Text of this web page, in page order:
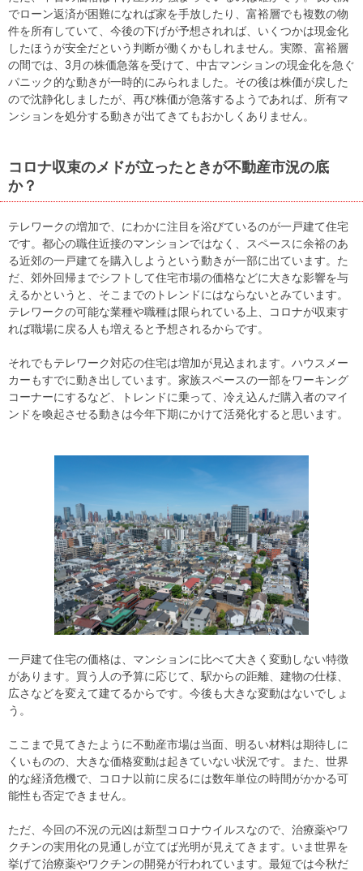
でローン返済が困難になれば家を手放したり、富裕層でも複数の物
件を所有していて、今後の下げが予想されれば、いくつかは現金化
したほうが安全だという判断が働くかもしれません。実際、富裕層
の間では、3月の株価急落を受けて、中古マンションの現金化を急ぐ
パニック的な動きが一時的にみられました。その後は株価が戻した
ので沈静化しましたが、再び株価が急落するようであれば、所有マ
ンションを処分する動きが出てきてもおかしくありません。
コロナ収束のメドが立ったときが不動産市況の底
か？
テレワークの増加で、にわかに注目を浴びているのが一戸建て住宅
です。都心の職住近接のマンションではなく、スペースに余裕のあ
る近郊の一戸建てを購入しようという動きが一部に出ています。た
だ、郊外回帰までシフトして住宅市場の価格などに大きな影響を与
えるかというと、そこまでのトレンドにはならないとみています。
テレワークの可能な業種や職種は限られている上、コロナが収束す
れば職場に戻る人も増えると予想されるからです。
それでもテレワーク対応の住宅は増加が見込まれます。ハウスメー
カーもすでに動き出しています。家族スペースの一部をワーキング
コーナーにするなど、トレンドに乗って、冷え込んだ購入者のマイ
ンドを喚起させる動きは今年下期にかけて活発化すると思います。
一戸建て住宅の価格は、マンションに比べて大きく変動しない特徴
があります。買う人の予算に応じて、駅からの距離、建物の仕様、
広さなどを変えて建てるからです。今後も大きな変動はないでしょ
う。
ここまで見てきたように不動産市場は当面、明るい材料は期待しに
くいものの、大きな価格変動は起きていない状況です。また、世界
的な経済危機で、コロナ以前に戻るには数年単位の時間がかかる可
能性も否定できません。
ただ、今回の不況の元凶は新型コロナウイルスなので、治療薬やワ
クチンの実用化の見通しが立てば光明が見えてきます。いま世界を
挙げて治療薬やワクチンの開発が行われています。最短では今秋だ